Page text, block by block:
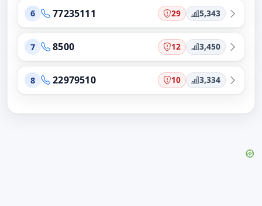
6 77235111 29 5,343
7 8500 12 3,450
8 22979510 10 3,334